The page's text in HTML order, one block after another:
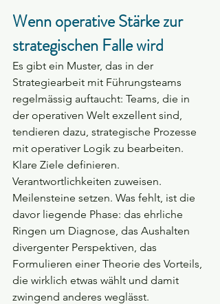
Wenn operative Stärke zur
strategischen Falle wird
Es gibt ein Muster, das in der
Strategiearbeit mit Führungsteams
regelmässig auftaucht: Teams, die in
der operativen Welt exzellent sind,
tendieren dazu, strategische Prozesse
mit operativer Logik zu bearbeiten.
Klare Ziele definieren.
Verantwortlichkeiten zuweisen.
Meilensteine setzen. Was fehlt, ist die
davor liegende Phase: das ehrliche
Ringen um Diagnose, das Aushalten
divergenter Perspektiven, das
Formulieren einer Theorie des Vorteils,
die wirklich etwas wählt und damit
zwingend anderes weglässt.